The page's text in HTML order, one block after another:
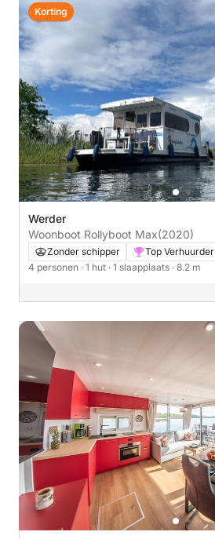
Werder
Woonboot Rollyboot Max(2020)
Zonder schipper Top Verhuurder
4 personen · 1 hut · 1 slaapplaats · 8.2 m
Korting